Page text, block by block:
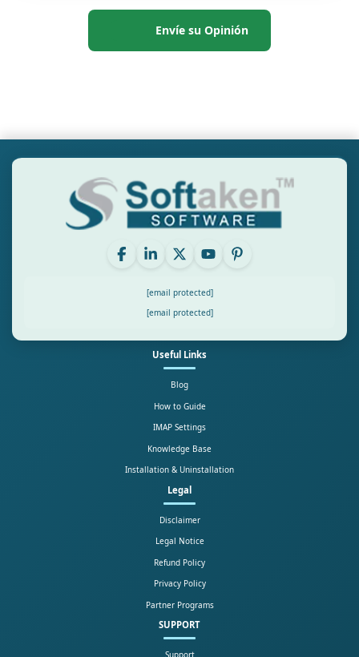
Envíe su Opinión
[email protected]
[email protected]
Useful Links
Blog
How to Guide
IMAP Settings
Knowledge Base
Installation & Uninstallation
Legal
Disclaimer
Legal Notice
Refund Policy
Privacy Policy
Partner Programs
SUPPORT